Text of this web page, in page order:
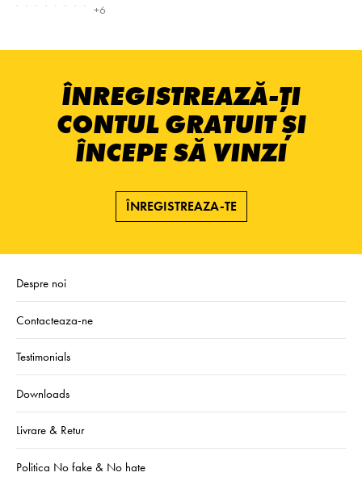
+6
ÎNREGISTREAZĂ-ȚI
CONTUL GRATUIT ȘI
ÎNCEPE SĂ VINZI
ÎNREGISTREAZA-TE
Despre noi
Contacteaza-ne
Testimonials
Downloads
Livrare & Retur
Politica No fake & No hate